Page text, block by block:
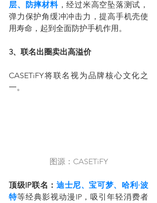
层、防摔材料，经过米高空坠落测试，
弹力保护角缓冲冲击力，提高手机壳使
用寿命，起到全面防护手机作用。
3、联名出圈卖出高溢价
CASETiFY将联名视为品牌核心文化之
一。
图源：CASETiFY
顶级IP联名： 迪士尼、宝可梦、哈利·波
特等经典影视动漫IP，吸引年轻消费者